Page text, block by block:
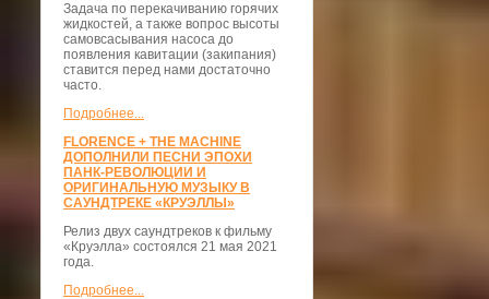
Задача по перекачиванию горячих
жидкостей, а также вопрос высоты
самовсасывания насоса до
появления кавитации (закипания)
ставится перед нами достаточно
часто.
Подробнее...
FLORENCE + THE MACHINE
ДОПОЛНИЛИ ПЕСНИ ЭПОХИ
ПАНК-РЕВОЛЮЦИИ И
ОРИГИНАЛЬНУЮ МУЗЫКУ В
САУНДТРЕКЕ «КРУЭЛЛЫ»
Релиз двух саундтреков к фильму
«Круэлла» состоялся 21 мая 2021
года.
Подробнее...